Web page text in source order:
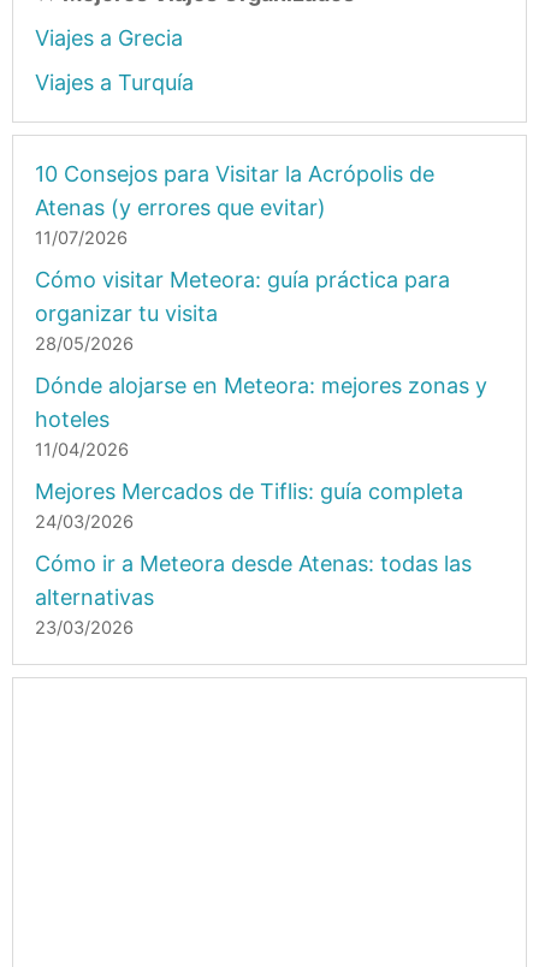
Viajes a Grecia
Viajes a Turquía
10 Consejos para Visitar la Acrópolis de
Atenas (y errores que evitar)
11/07/2026
Cómo visitar Meteora: guía práctica para
organizar tu visita
28/05/2026
Dónde alojarse en Meteora: mejores zonas y
hoteles
11/04/2026
Mejores Mercados de Tiflis: guía completa
24/03/2026
Cómo ir a Meteora desde Atenas: todas las
alternativas
23/03/2026